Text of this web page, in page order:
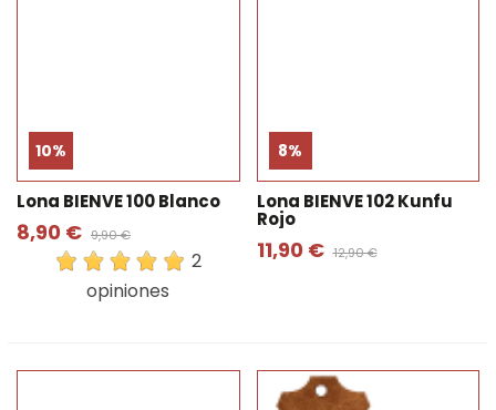
10%
Lona BIENVE 100 Blanco
8,90 € 9,90 €
2
opiniones
8%
Lona BIENVE 102 Kunfu
Rojo
11,90 € 12,90 €